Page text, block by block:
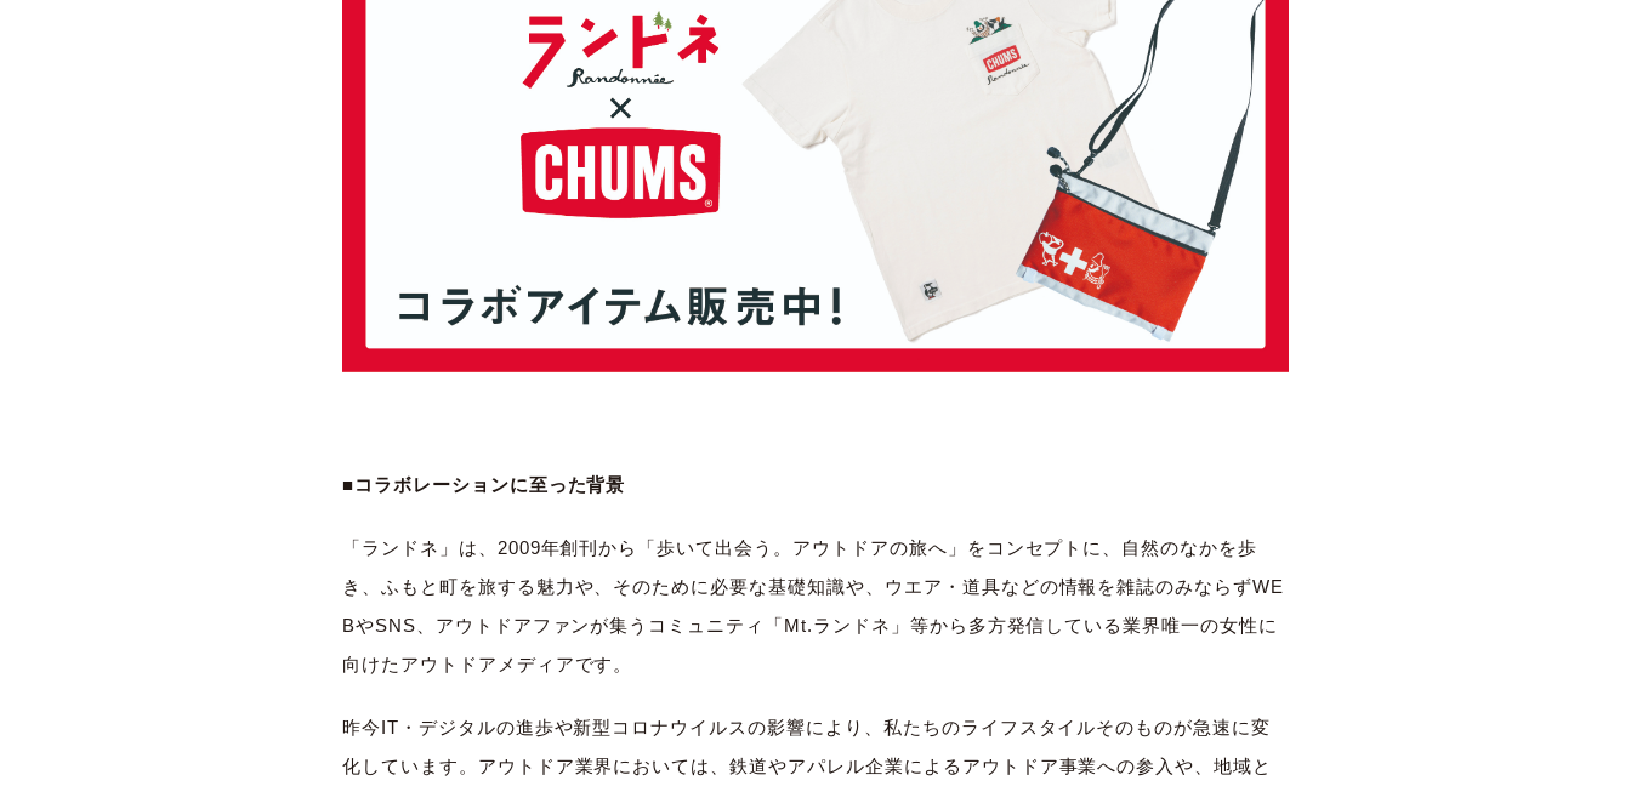
■コラボレーションに至った背景
「ランドネ」は、2009年創刊から「歩いて出会う。 アウトドアの旅へ」をコンセプトに、自然のなかを歩
き、 ふもと町を旅する魅力や、そのために必要な基礎知識や、ウエア・ 道具などの情報を雑誌のみならずWE
BやSNS、 アウトドアファンが集うコミュニティ「Mt.ランドネ」 等から多方発信している業界唯一の女性に
向けたアウトドアメディ アです。
昨今IT・デジタルの進歩や新型コロナウイルスの影響により、 私たちのライフスタイルそのものが急速に変
化しています。 アウトドア業界においては、鉄道やアパレル企業によるアウトドア事業への参入や、地域と